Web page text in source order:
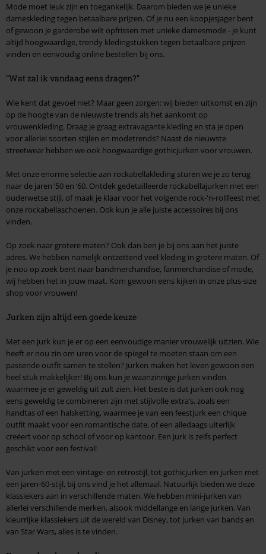
Mode moet leuk zijn en toegankelijk. Daarom bieden we je unieke
dameskleding tegen betaalbare prijzen. Of je nu een koopjesjager bent
of gewoon je garderobe wilt opfrissen met unieke damesmode - je kunt
altijd hoogwaardige, trendy kledingstukken tegen betaalbare prijzen
vinden en eenvoudig online bestellen bij ons.
“Wat zal ik vandaag eens dragen?”
Wie kent dat gevoel niet? Maar geen zorgen: wij bieden uitkomst en zijn
op de hoogte van de nieuwste trends als het aankomt op
vrouwenkleding. Draag je graag extravagante kleding en sta je open
voor allerlei soorten stijlen en modetrends? Naast de nieuwste
streetwear hebben we ook hoogwaardige gothicjurken voor vrouwen.
Met onze enorme selectie aan rockabellakleding sturen we je zo terug
naar de jaren ‘50 en ‘60. Ontdek gedetailleerde rockabellajurken met een
ouderwetse stijl, of maak je klaar voor het volgende rock-'n-rollfeest met
onze rockabellaschoenen. Ook kun je alle juiste accessoires bij ons
vinden.
Op zoek naar grotere maten? Ook dan ben je bij ons aan het juiste
adres. We hebben namelijk ontzettend veel kleding in grotere maten. Of
je nou op zoek bent naar bandmerchandise, fanmerchandise of mode,
wij hebben het in jouw maat. Kom gewoon eens kijken in onze plus-size
shop voor vrouwen!
Jurken zijn altijd een goede keuze
Met een jurk kun je er op een eenvoudige manier vrouwelijk uitzien. Wie
heeft er nou zin om uren voor de spiegel te moeten staan om een
passende outfit samen te stellen? Jurken maken het leven gewoon een
heel stuk makkelijker! Bij ons kun je waanzinnige jurken vinden
waarmee je er geweldig uit zult zien. Het beste is dat jurken ook nog
eens geweldig te combineren zijn met stijlvolle extra’s, zoals een
handtas of een halsketting, waarmee je van een feestjurk een chique
outfit maakt voor een romantische date, of een alledaags uiterlijk
creëert voor op school of voor op kantoor. Een jurk is zelfs perfect
geschikt voor een festival!
Van jurken met een vintage- en retrostijl, tot gothicjurken en jurken met
een jaren-60-stijl, bij ons vind je het allemaal. Natuurlijk bieden we deze
klassiekers aan in verschillende maten. We hebben mini-jurken van
allerlei verschillende merken, alsook middellange en lange jurken. Van
kleurrijke klassiekers uit de wereld van Disney, tot jurken van bands en
van Star Wars, alles is te vinden.